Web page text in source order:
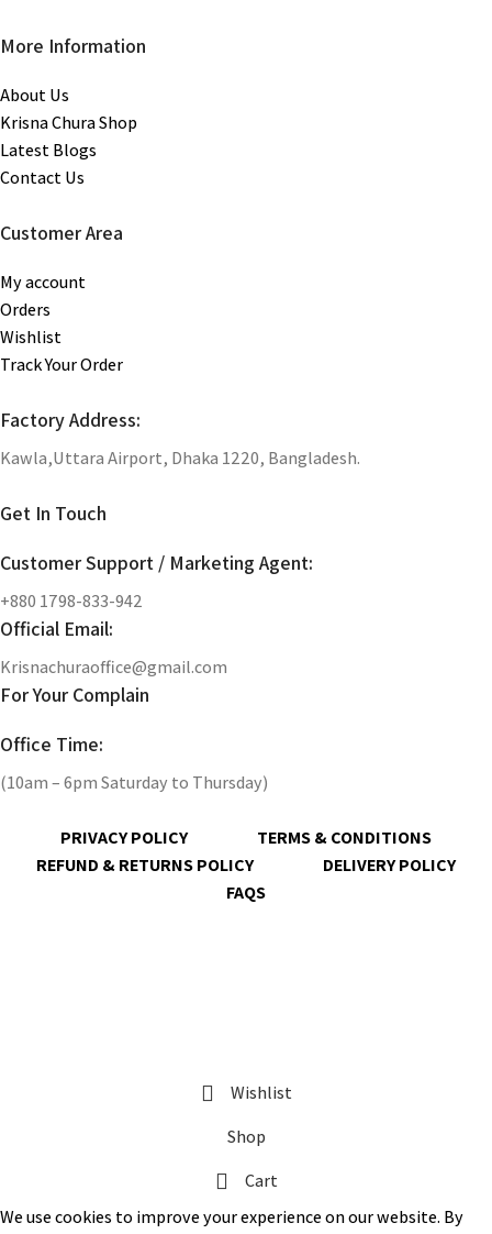
More Information
About Us
Krisna Chura Shop
Latest Blogs
Contact Us
Customer Area
My account
Orders
Wishlist
Track Your Order
Factory Address:
Kawla,Uttara Airport, Dhaka 1220, Bangladesh.
Get In Touch
Customer Support / Marketing Agent:
+880 1798-833-942
Official Email:
Krisnachuraoffice@gmail.com
For Your Complain
Office Time:
(10am – 6pm Saturday to Thursday)
PRIVACY POLICY
TERMS & CONDITIONS
REFUND & RETURNS POLICY
DELIVERY POLICY
FAQS
Wishlist
Shop
Cart
We use cookies to improve your experience on our website. By